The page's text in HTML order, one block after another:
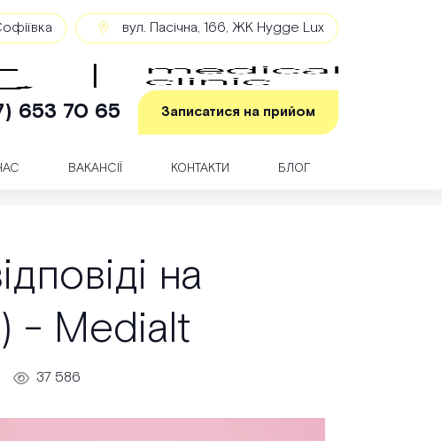
вул. Пасічна, 166, ЖК Hygge Lux
653 70 65 Записатися на прийом
ВАКАНСІЇ КОНТАКТИ БЛОГ
на
- Medialt
37 586